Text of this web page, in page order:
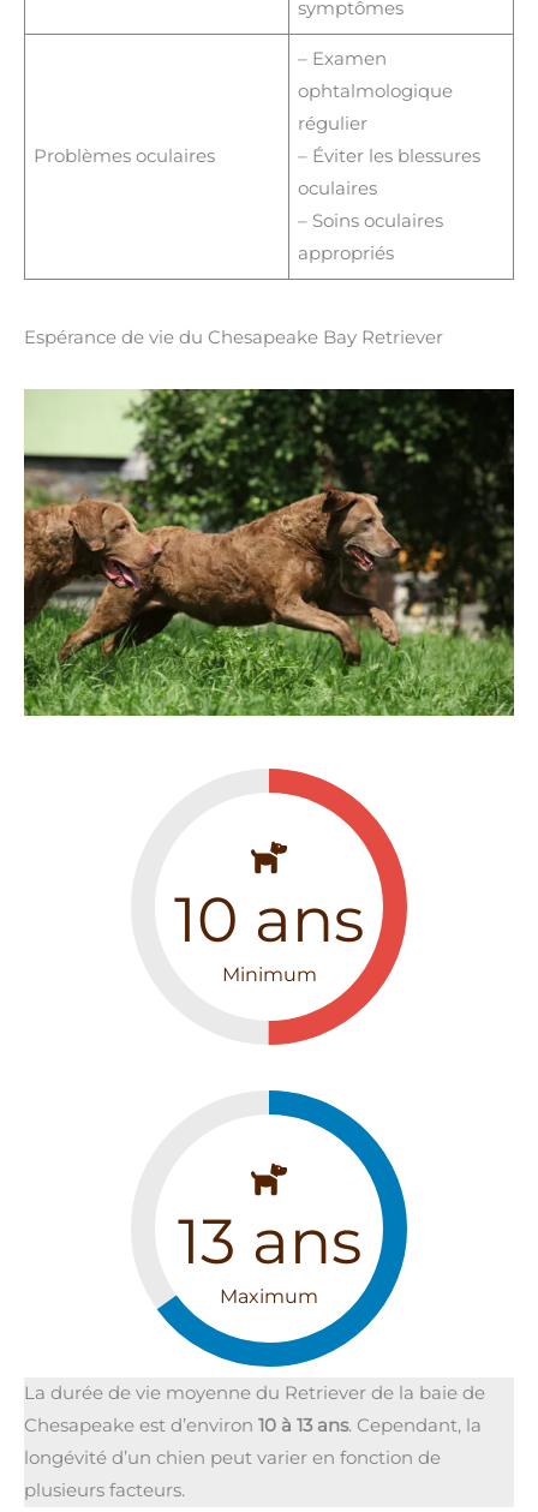
symptômes
Problèmes oculaires
– Examen
ophtalmologique
régulier
– Éviter les blessures
oculaires
– Soins oculaires
appropriés
Espérance de vie du Chesapeake Bay Retriever
10 ans
Minimum
13 ans
Maximum
La durée de vie moyenne du Retriever de la baie de
Chesapeake est d’environ 10 à 13 ans. Cependant, la
longévité d’un chien peut varier en fonction de
plusieurs facteurs.